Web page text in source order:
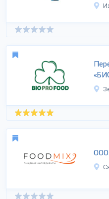
ООО